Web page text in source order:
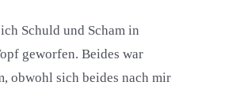
Schuld und Scham in
geworfen. Beides war
obwohl sich beides nach mir